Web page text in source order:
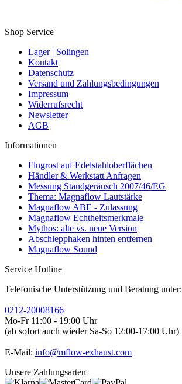
Shop Service
Lager | Solingen
Kontakt
Datenschutz
Versand und Zahlungsbedingungen
Impressum
Widerrufsrecht
Newsletter
AGB
Informationen
Flugrost auf Edelstahloberflächen
Händler & Werkstatt Anfragen
Messung Standgeräusch 2007/46/EG
Thema: Magnaflow Lautstärke
Magnaflow ABE - Zulassung
Magnaflow Echtheitsmerkmale
Mythos: alte vs. neue Version
Abschlepphaken hinten entfernen
Magnaflow Sound
Service Hotline
Telefonische Unterstützung und Beratung unter:
0212-20008166
Mo-Fr 11:00 - 19:00 Uhr
(ab sofort auch wieder Sa-So 12:00-17:00 Uhr)
E-Mail: info@mflow-exhaust.com
Unsere Zahlungsarten